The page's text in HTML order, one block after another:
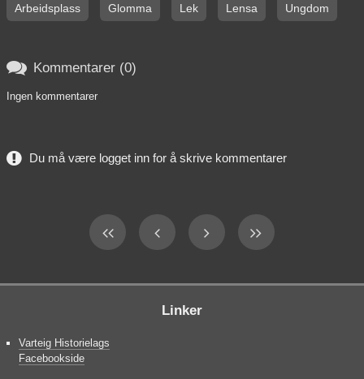
Arbeidsplass Glomma Lek Lensa Ungdom
 Kommentarer (0)
Ingen kommentarer
Du må være logget inn for å skrive kommentarer
Linker
Varteig Historielags
Facebookside